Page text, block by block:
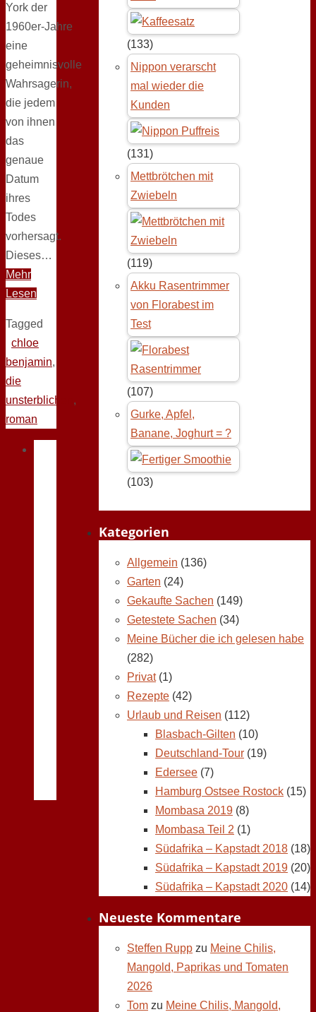
York der
1960er‑Jahre
eine
geheimnisvolle
Wahrsagerin,
die jedem
von ihnen
das
genaue
Datum
ihres
Todes
vorhersagt.
Dieses…
Mehr
Lesen
Tagged
chloe
benjamin,
die
unsterblichen ,
roman
(133)
Nippon verarscht
mal wieder die
Kunden
(131)
Mettbrötchen mit
Zwiebeln
(119)
Akku Rasentrimmer
von Florabest im
Test
(107)
Gurke, Apfel,
Banane, Joghurt = ?
(103)
Kategorien
Allgemein (136)
Garten (24)
Gekaufte Sachen (149)
Getestete Sachen (34)
Meine Bücher die ich gelesen habe
(282)
Privat(1)
Rezepte (42)
Urlaub und Reisen (112)
Blasbach-Gilten (10)
Deutschland-Tour (19)
Edersee (7)
Hamburg Ostsee Rostock (15)
Mombasa 2019 (8)
Mombasa Teil 2 (1)
Südafrika – Kapstadt 2018 (18)
Südafrika – Kapstadt 2019 (20)
Südafrika – Kapstadt 2020 (14)
Neueste Kommentare
Steffen Rupp zu Meine Chilis,
Mangold, Paprikas und Tomaten
2026
Tom zu Meine Chilis, Mangold,